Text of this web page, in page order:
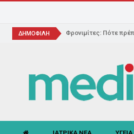
ΔΗΜΟΦΙΛΗ Φρονιμίτες: Πότε